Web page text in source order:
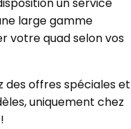
large gamme
votre quad selon vos
des offres spéciales et
uniquement chez
!